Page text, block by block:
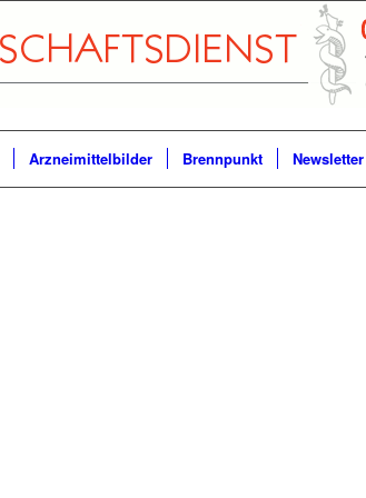
Arzneimittelbilder Brennpunkt Newsletter